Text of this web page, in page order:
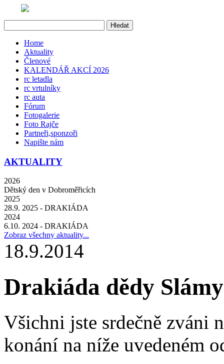
Home
Aktuality
Členové
KALENDÁŘ AKCÍ 2026
rc letadla
rc vrtulníky
rc auta
Fórum
Fotogalerie
Foto Rajče
Partneři,sponzoři
Napište nám
AKTUALITY
2026
Dětský den v Dobroměřicích
2025
28.9. 2025 - DRAKIÁDA
2024
6.10. 2024 - DRAKIÁDA
Zobraz všechny aktuality...
18.9.2014
Drakiáda dědy Slámy
Všichni jste srdečně zváni
konání na níže uvedeném